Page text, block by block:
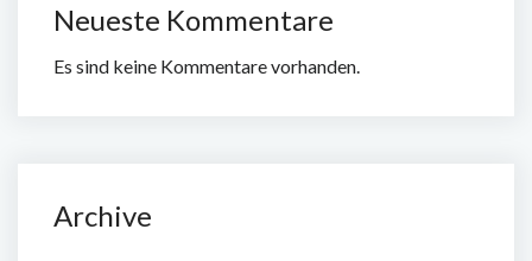
Neueste Kommentare
Es sind keine Kommentare vorhanden.
Archive